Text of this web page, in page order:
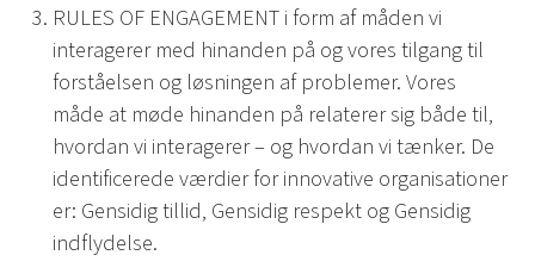
RULES OF ENGAGEMENT i form af måden vi
interagerer med hinanden på og vores tilgang til
forståelsen og løsningen af problemer. Vores
måde at møde hinanden på relaterer sig både til,
hvordan vi interagerer – og hvordan vi tænker. De
identificerede værdier for innovative organisationer
er: Gensidig tillid, Gensidig respekt og Gensidig
indflydelse.